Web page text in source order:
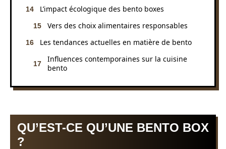
L’impact écologique des bento boxes
Vers des choix alimentaires responsables
Les tendances actuelles en matière de bento
Influences contemporaines sur la cuisine
bento
QU’EST-CE QU’UNE BENTO BOX
?